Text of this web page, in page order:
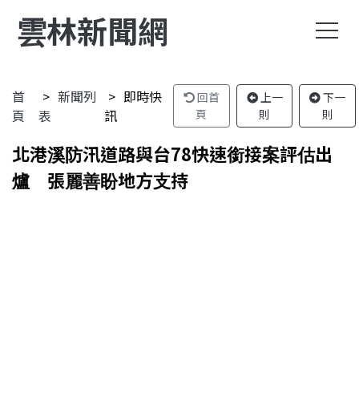
雲林新聞網
首
頁
新聞列
表
即時快
訊
回首
頁
上一
則
下一
則
北港溪防汛道路與台78快速銜接案評估出
爐 張麗善盼地方支持